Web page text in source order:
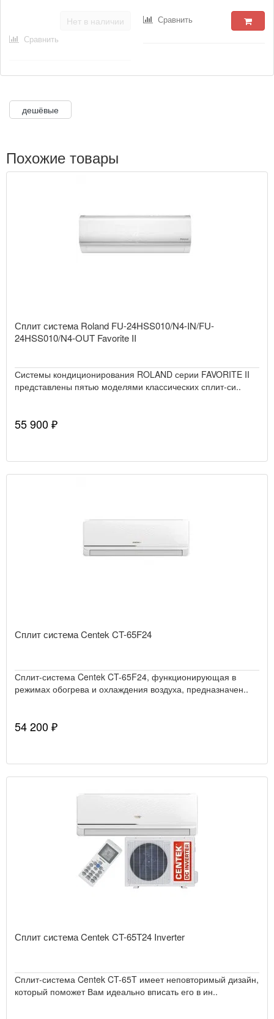
Нет в наличии
Сравнить
Сравнить
дешёвые
Похожие товары
Сплит система Roland FU-24HSS010/N4-IN/FU-
24HSS010/N4-OUT Favorite II
Системы кондиционирования ROLAND серии FAVORITE II
представлены пятью моделями классических сплит-си..
55 900 ₽
Сплит система Centek CT-65F24
Сплит-система Centek CT-65F24, функционирующая в
режимах обогрева и охлаждения воздуха, предназначен..
54 200 ₽
Сплит система Centek CT-65T24 Inverter
Сплит-система Centek CT-65T имеет неповторимый дизайн,
который поможет Вам идеально вписать его в ин..